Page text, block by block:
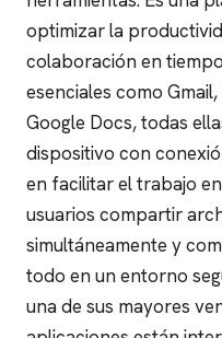
optimizar la
colaboración en
esenciales como
Google Docs, todas
dispositivo con
en facilitar el trabajo
usuarios compartir
simultáneamente y
todo en un entorno
una de sus mayores